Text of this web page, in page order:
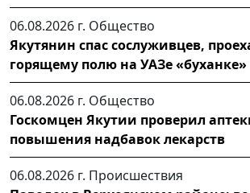
06.08.2026 г. Общество
Якутянин спас сослуживцев,
горящему полю на УАЗе «буханке»
06.08.2026 г. Общество
Госкомцен Якутии проверил
повышения надбавок лекарств
06.08.2026 г. Происшествия